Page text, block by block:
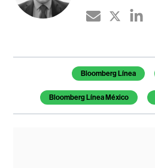
Temas de este artículo
Bloomberg Línea
Bloomberg Línea México